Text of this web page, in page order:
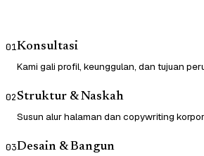
01Konsultasi
Kami gali profil, keunggulan, dan tujuan
02Struktur & Naskah
Susun alur halaman dan copywriting
03Desain & Bangun